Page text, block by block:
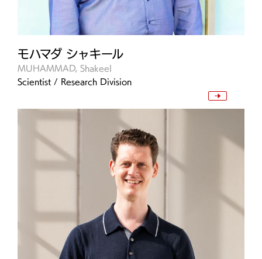
モハマダ シャキール
MUHAMMAD, Shakeel
Scientist / Research Division